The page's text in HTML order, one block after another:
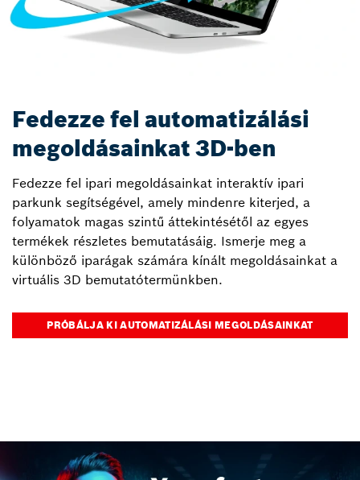
Fedezze fel automatizálási
megoldásainkat 3D-ben
Fedezze fel ipari megoldásainkat interaktív ipari
parkunk segítségével, amely mindenre kiterjed, a
folyamatok magas szintű áttekintésétől az egyes
termékek részletes bemutatásáig. Ismerje meg a
különböző iparágak számára kínált megoldásainkat a
virtuális 3D bemutatótermünkben.
PRÓBÁLJA KI AUTOMATIZÁLÁSI MEGOLDÁSAINKAT